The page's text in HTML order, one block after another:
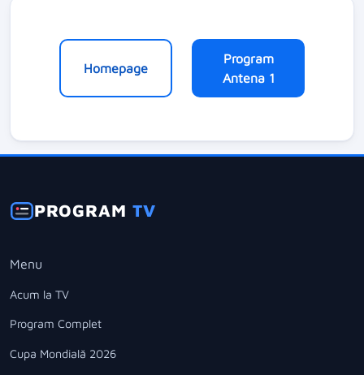
Homepage
Program
Antena 1
PROGRAMTV
Menu
Acum la TV
Program Complet
Cupa Mondială 2026